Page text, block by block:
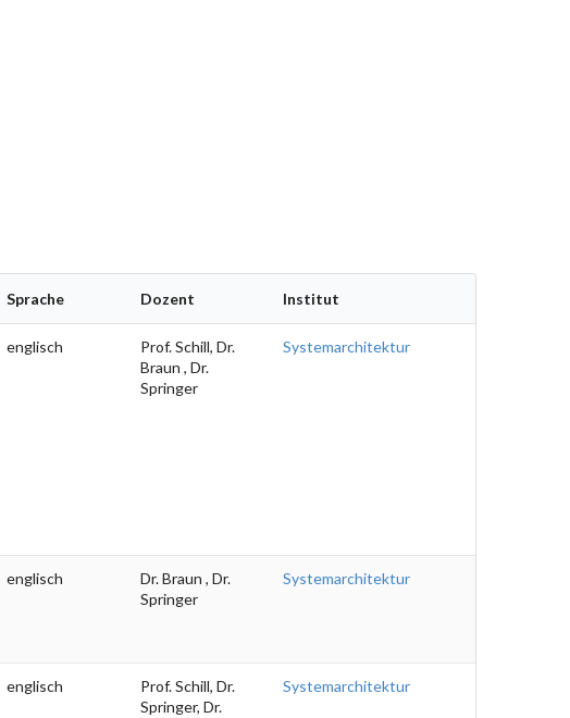
Sprache Dozent Institut
englisch
Prof. Schill, Dr.
Braun , Dr.
Springer
Systemarchitektur
englisch
Dr. Braun , Dr.
Springer
Systemarchitektur
englisch
Prof. Schill, Dr.
Springer, Dr.
Systemarchitektur